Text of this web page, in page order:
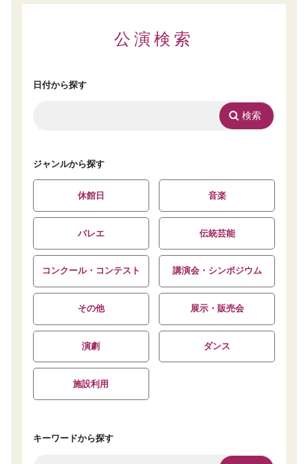
公演検索
日付から探す
ジャンルから探す
休館日 音楽
バレエ 伝統芸能
コンクール・コンテスト 講演会・シンポジウム
その他 展示・販売会
演劇 ダンス
施設利用
キーワードから探す